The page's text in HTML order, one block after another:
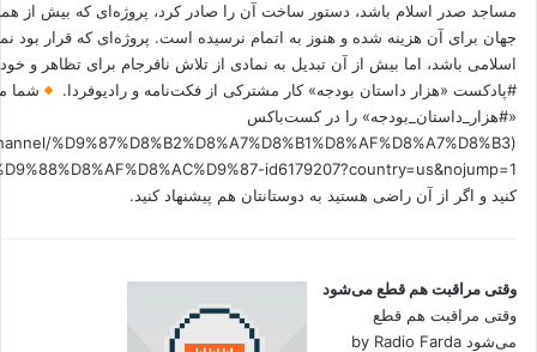
مساجد صدر اسلام باشد، دستور ساخت آن را صادر کرد، پروژه‌ای که بیش از
جهان برای آن هزینه شده و هنوز به اتمام نرسیده است. پروژه‌ای که قرار بود
اسلامی باشد، اما بیش از آن تبدیل به نمادی از تلاش نافرجام برای تظاهر و
#پادکست «هزار داستان بودجه» کار مشترکی از فکت‌نامه و رادیوفردا.
شما
«#هزار_داستان_بودجه» را در کست‌باکس
%D9%87%D8%B2%D8%A7%D8%B1%D8%AF%D8%A7%D8%B3
کنید و اگر از آن راضی هستید به دوستانتان هم پیشنهاد کنید.
وقتی مراقبت هم قطع می‌شود
وقتی مراقبت هم قطع
می‌شود by Radio Farda